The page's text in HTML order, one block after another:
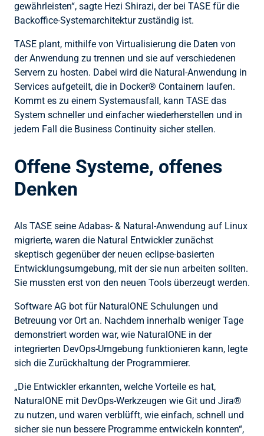
gewährleisten“, sagte Hezi Shirazi, der bei TASE für die
Backoffice-Systemarchitektur zuständig ist.
TASE plant, mithilfe von Virtualisierung die Daten von
der Anwendung zu trennen und sie auf verschiedenen
Servern zu hosten. Dabei wird die Natural-Anwendung in
Services aufgeteilt, die in Docker® Containern laufen.
Kommt es zu einem Systemausfall, kann TASE das
System schneller und einfacher wiederherstellen und in
jedem Fall die Business Continuity sicher stellen.
Offene Systeme, offenes
Denken
Als TASE seine Adabas- & Natural-Anwendung auf Linux
migrierte, waren die Natural Entwickler zunächst
skeptisch gegenüber der neuen eclipse-basierten
Entwicklungsumgebung, mit der sie nun arbeiten sollten.
Sie mussten erst von den neuen Tools überzeugt werden.
Software AG bot für NaturalONE Schulungen und
Betreuung vor Ort an. Nachdem innerhalb weniger Tage
demonstriert worden war, wie NaturalONE in der
integrierten DevOps-Umgebung funktionieren kann, legte
sich die Zurückhaltung der Programmierer.
„Die Entwickler erkannten, welche Vorteile es hat,
NaturalONE mit DevOps-Werkzeugen wie Git und Jira®
zu nutzen, und waren verblüfft, wie einfach, schnell und
sicher sie nun bessere Programme entwickeln konnten“,